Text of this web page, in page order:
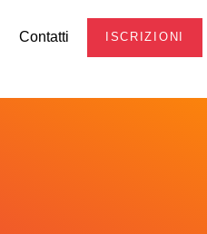
Contatti ISCRIZIONI